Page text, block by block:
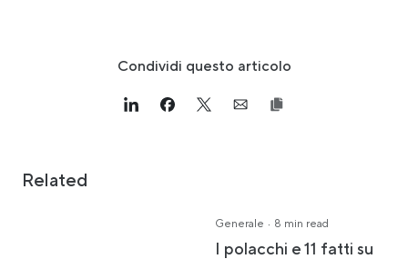
Condividi questo articolo
Link opens in a new tab
>Share on Linkedin
Link opens in a new tab
>Share on Facebook
Link opens in a new tab
>Share on Twitter
Link opens in a new tab
>Share on Email
Related
Generale · 8 min read
I polacchi e 11 fatti su